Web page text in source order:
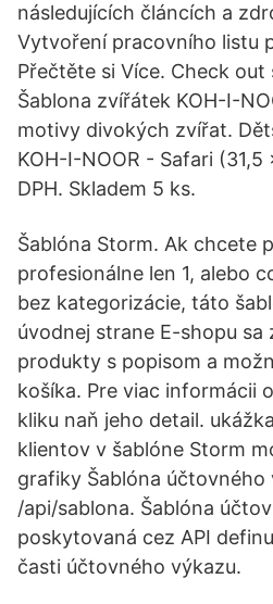
následujících článcích a
Vytvoření pracovního listu
Přečtěte si Více. Check
Šablona zvířátek KOH-I-
motivy divokých zvířat.
KOH-I-NOOR - Safari
DPH. Skladem 5 ks.
Šablóna Storm. Ak chcete
profesionálne len 1, alebo
bez kategorizácie, táto
úvodnej strane E-shopu sa
produkty s popisom a
košíka. Pre viac informácii
kliku naň jeho detail.
klientov v šablóne Storm
grafiky Šablóna účtovného
/api/sablona. Šablóna
poskytovaná cez API
časti účtovného výkazu.